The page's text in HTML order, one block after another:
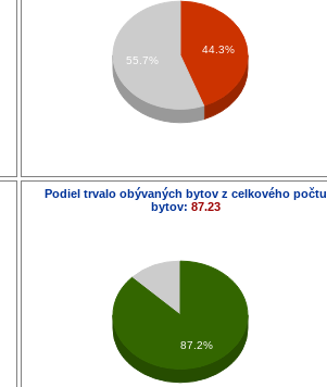
44.3%
55.7%
Podiel trvalo obývaných bytov z celkového počtu
bytov: 87.23
87.2%